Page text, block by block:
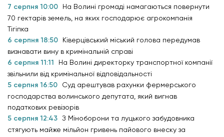
7 серпня 10:00
На Волині громаді намагаються повернути
70 гектарів земель, на яких господарює агрокомпанія
Тігіпка
6 серпня 18:50
Ківерцівський міський голова передумав
визнавати вину в кримінальній справі
6 серпня 11:11
На Волині директорку транспортної компанії
звільнили від кримінальної відповідальності
5 серпня 16:50
Суд арештував рахунки фермерського
господарства волинського депутата, який вигнав
податкових ревізорів
5 серпня 12:43 З Міноборони та луцького забудовника
стягують майже мільйон гривень пайового внеску за